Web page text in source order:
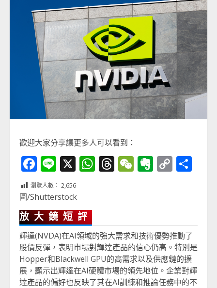
歡迎大家分享讓更多人可以看到：
Facebook
Line
X WhatsApp
Threads
WeChat
Evernote
Copy
瀏覽人數： 2,656
圖/Shutterstock
放大鏡短評
輝達(NVDA)在AI領域的強大需求和技術優勢推動了
股價反彈，表明市場對輝達產品的信心仍高。特別是
Hopper和Blackwell GPU的高需求以及供應鏈的擴
展，顯示出輝達在AI硬體市場的領先地位。企業對輝
達產品的偏好也反映了其在AI訓練和推論任務中的不